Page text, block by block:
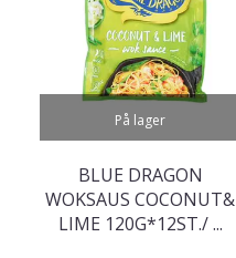
På lager
BLUE DRAGON
WOKSAUS COCONUT&
LIME 120G*12ST./ ...